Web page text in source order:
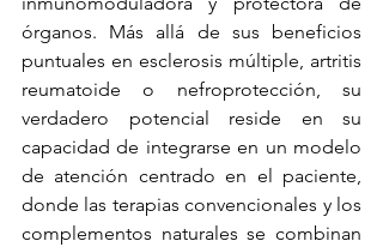
órganos. Más allá de sus beneficios
puntuales en esclerosis múltiple, artritis
reumatoide o nefroprotección, su
verdadero potencial reside en su
capacidad de integrarse en un modelo
de atención centrado en el paciente,
donde las terapias convencionales y los
complementos naturales se combinan